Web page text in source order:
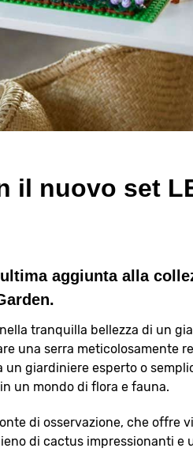
il nuovo set
aggiunta alla
tranquilla bellezza di un
una serra meticolosamente
giardiniere esperto o
un mondo di flora e fauna.
di osservazione, che offre
di cactus impressionanti e